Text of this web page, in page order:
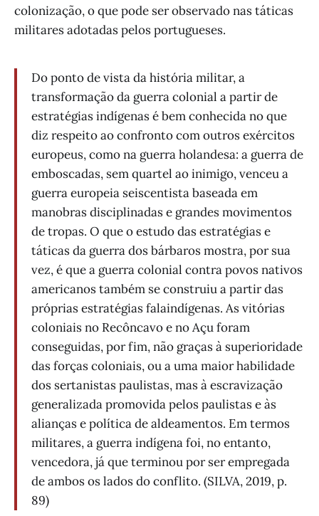
colonização, o que pode ser observado nas táticas
militares adotadas pelos portugueses.
Do ponto de vista da história militar, a
transformação da guerra colonial a partir de
estratégias indígenas é bem conhecida no que
diz respeito ao confronto com outros exércitos
europeus, como na guerra holandesa: a guerra de
emboscadas, sem quartel ao inimigo, venceu a
guerra europeia seiscentista baseada em
manobras disciplinadas e grandes movimentos
de tropas. O que o estudo das estratégias e
táticas da guerra dos bárbaros mostra, por sua
vez, é que a guerra colonial contra povos nativos
americanos também se construiu a partir das
próprias estratégias falaindígenas. As vitórias
coloniais no Recôncavo e no Açu foram
conseguidas, por fim, não graças à superioridade
das forças coloniais, ou a uma maior habilidade
dos sertanistas paulistas, mas à escravização
generalizada promovida pelos paulistas e às
alianças e política de aldeamentos. Em termos
militares, a guerra indígena foi, no entanto,
vencedora, já que terminou por ser empregada
de ambos os lados do conflito. (SILVA, 2019, p.
89)